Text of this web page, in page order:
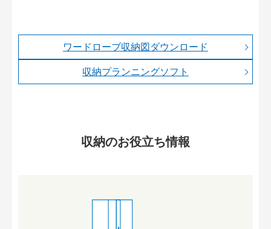
ワードローブ収納図ダウンロード
収納プランニングソフト
収納のお役立ち情報